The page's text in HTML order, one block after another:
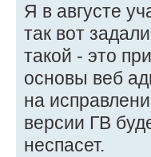
Я в августе
так вот
такой - это
основы веб
на
версии ГВ
неспасет.